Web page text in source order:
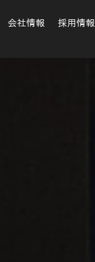
会社情報 採用情報